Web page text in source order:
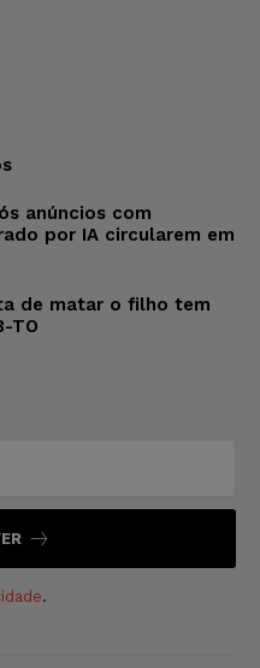
anúncios com
por IA circularem em
de matar o filho tem
TO
.